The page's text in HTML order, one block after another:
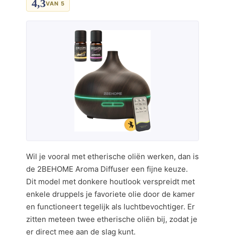
4,3VAN 5
Wil je vooral met etherische oliën werken, dan is
de 2BEHOME Aroma Diffuser een fijne keuze.
Dit model met donkere houtlook verspreidt met
enkele druppels je favoriete olie door de kamer
en functioneert tegelijk als luchtbevochtiger. Er
zitten meteen twee etherische oliën bij, zodat je
er direct mee aan de slag kunt.